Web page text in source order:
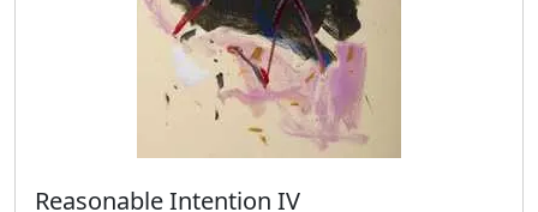
Paolo
Gubinelli
Guidorizzi
Reasonable Intention IV